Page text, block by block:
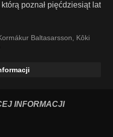
poznał pięćdziesiąt lat
Baltasarsson, Kôki
INFORMACJI